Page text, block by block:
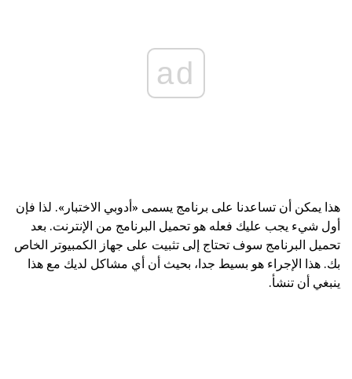
ad
هذا يمكن أن تساعدنا على برنامج يسمى «أدوبي الاختبار». لذا فإن
أول شيء يجب عليك فعله هو تحميل البرنامج من الإنترنت. بعد
تحميل البرنامج سوف تحتاج إلى تثبيت على جهاز الكمبيوتر الخاص
بك. هذا الإجراء هو بسيط جدا، بحيث أن أي مشاكل لديك مع هذا
ينبغي أن تنشأ.